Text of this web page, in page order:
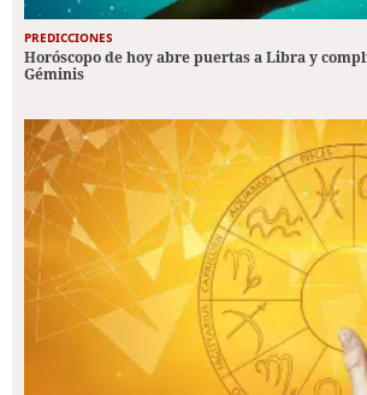
PREDICCIONES
Horóscopo de hoy abre puertas a Libra y
Géminis